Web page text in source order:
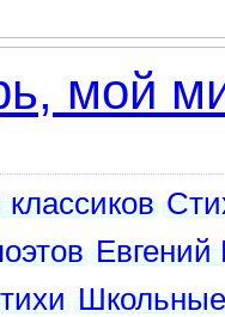
мой
Евгений